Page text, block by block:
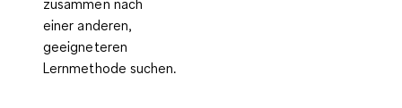
zusammen nach
einer anderen,
geeigneteren
Lernmethode suchen.